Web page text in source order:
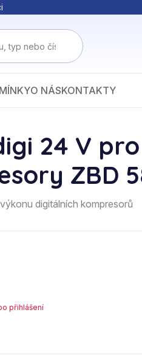
O NÁSKONTAKTY
24 V
ZBD
digitálních kompresorů
přihlášení